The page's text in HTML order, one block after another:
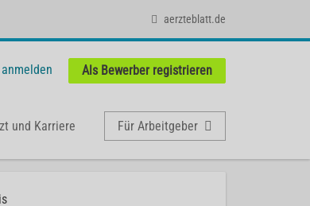
aerzteblatt.de
Als Bewerber registrieren
und Karriere Für Arbeitgeber